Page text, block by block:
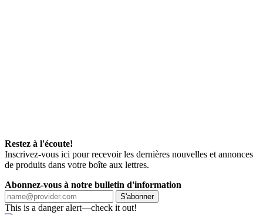
Restez à l'écoute!
Inscrivez-vous ici pour recevoir les dernières nouvelles et annonces
de produits dans votre boîte aux lettres.
Abonnez-vous à notre bulletin d'information
S'abonner
This is a danger alert—check it out!